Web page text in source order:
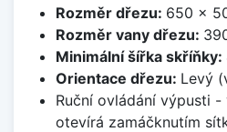
Rozměr dřezu: 650 x
Rozměr vany dřezu:
Minimální šířka skříňky:
Orientace dřezu: Levý
Ruční ovládání výpusti
otevírá zamáčknutím